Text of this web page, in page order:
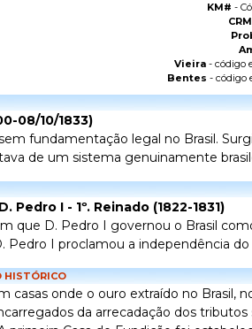
KM# -
Vieira - código
Bentes - código
08/10/1833)
fundamentação legal no Brasil.
de um sistema genuinamente
Pedro I - 1º. Reinado (1822-1831)
que D. Pedro I governou o Brasil
Pedro I proclamou a independência do
HISTÓRICO
casas onde o ouro extraído no Brasil,
da arrecadação dos